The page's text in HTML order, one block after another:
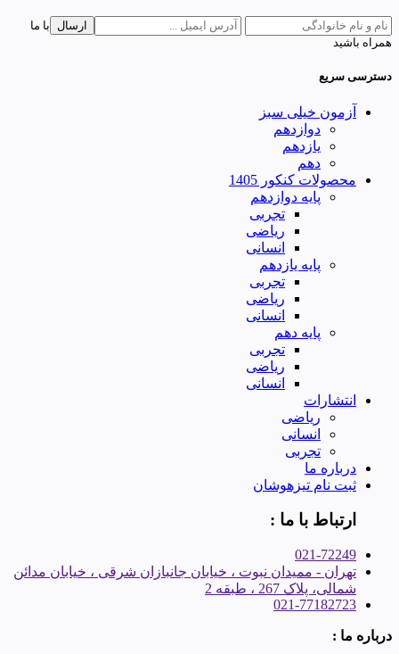
ارسال
با ما
همراه باشید
دسترسی سریع
آزمون خیلی سبز
دوازدهم
یازدهم
دهم
محصولات کنکور 1405
پایه دوازدهم
تجربی
ریاضی
انسانی
پایه یازدهم
تجربی
ریاضی
انسانی
پایه دهم
تجربی
ریاضی
انسانی
انتشارات
ریاضی
انسانی
تجربی
درباره ما
ثبت نام تیزهوشان
ارتباط با ما :
021-72249
تهران - ممیدان نبوت ، خیابان جانبازان شرقی ، خیابان مدائن
شمالی، پلاک 267 ، طبقه 2
021-77182723
درباره ما :